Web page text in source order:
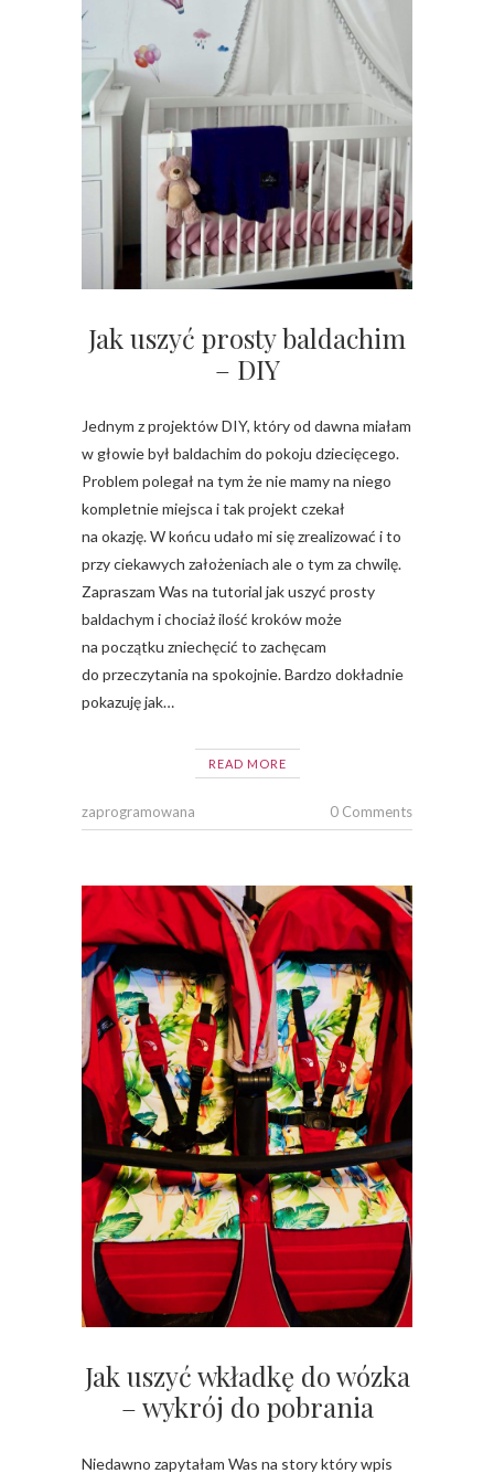
Jak uszyć prosty baldachim
– DIY
Jednym z projektów DIY, który od dawna miałam
w głowie był baldachim do pokoju dziecięcego.
Problem polegał na tym że nie mamy na niego
kompletnie miejsca i tak projekt czekał
na okazję. W końcu udało mi się zrealizować i to
przy ciekawych założeniach ale o tym za chwilę.
Zapraszam Was na tutorial jak uszyć prosty
baldachym i chociaż ilość kroków może
na początku zniechęcić to zachęcam
do przeczytania na spokojnie. Bardzo dokładnie
pokazuję jak…
READ MORE
zaprogramowana 0 Comments
Jak uszyć wkładkę do wózka
– wykrój do pobrania
Niedawno zapytałam Was na story który wpis